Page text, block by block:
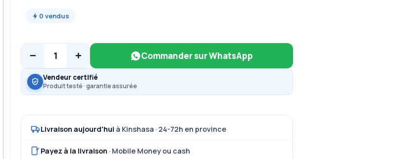
0 vendus
− 1 + Commander sur WhatsApp
Vendeur certifié
Produit testé · garantie assurée
Livraison aujourd'hui à Kinshasa · 24-72h en province
Payez à la livraison · Mobile Money ou cash